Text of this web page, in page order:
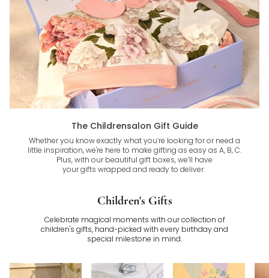
The Childrensalon Gift Guide
Whether you know exactly what you’re looking for or need a
little inspiration, we're here to make gifting as easy as A, B, C.
Plus, with our beautiful gift boxes, we’ll have
your gifts wrapped and ready to deliver.
Children's Gifts
Celebrate magical moments with our collection of
children's gifts, hand-picked with every birthday and
special milestone in mind.